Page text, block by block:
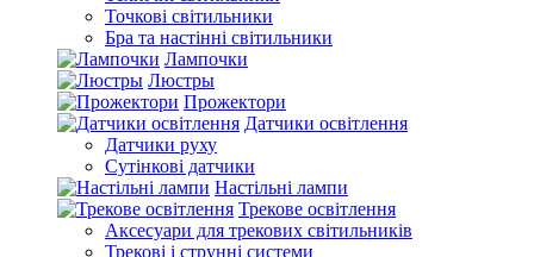
Точкові світильники
Бра та настінні світильники
Лампочки
Люстры
Прожектори
Датчики освітлення
Датчики руху
Сутінкові датчики
Настільні лампи
Трекове освітлення
Аксесуари для трекових світильників
Трекові і струнні системи